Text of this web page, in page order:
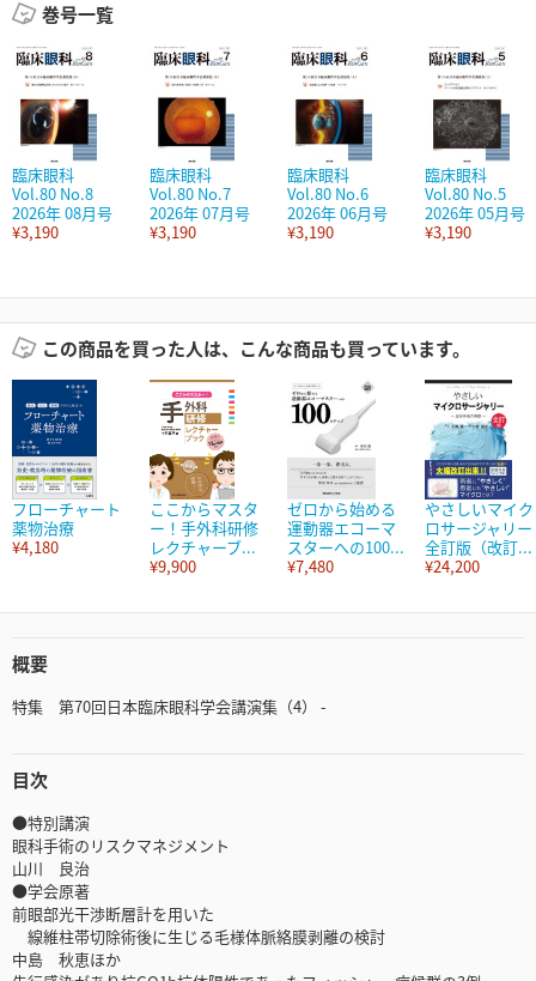
巻号一覧
臨床眼科
Vol.80 No.8
2026年 08月号
¥3,190
臨床眼科
Vol.80 No.7
2026年 07月号
¥3,190
臨床眼科
Vol.80 No.6
2026年 06月号
¥3,190
臨床眼科
Vol.80 No.5
2026年 05月号
¥3,190
この商品を買った人は、こんな商品も買っています。
フローチャート
薬物治療
¥4,180
ここからマスタ
ー！手外科研修
レクチャーブ...
¥9,900
ゼロから始める
運動器エコーマ
スターへの100...
¥7,480
やさしいマイク
ロサージャリー
全訂版（改訂...
¥24,200
概要
特集 第70回日本臨床眼科学会講演集（4） -
目次
●特別講演
眼科手術のリスクマネジメント
山川 良治
●学会原著
前眼部光干渉断層計を用いた
線維柱帯切除術後に生じる毛様体脈絡膜剥離の検討
中島 秋恵ほか